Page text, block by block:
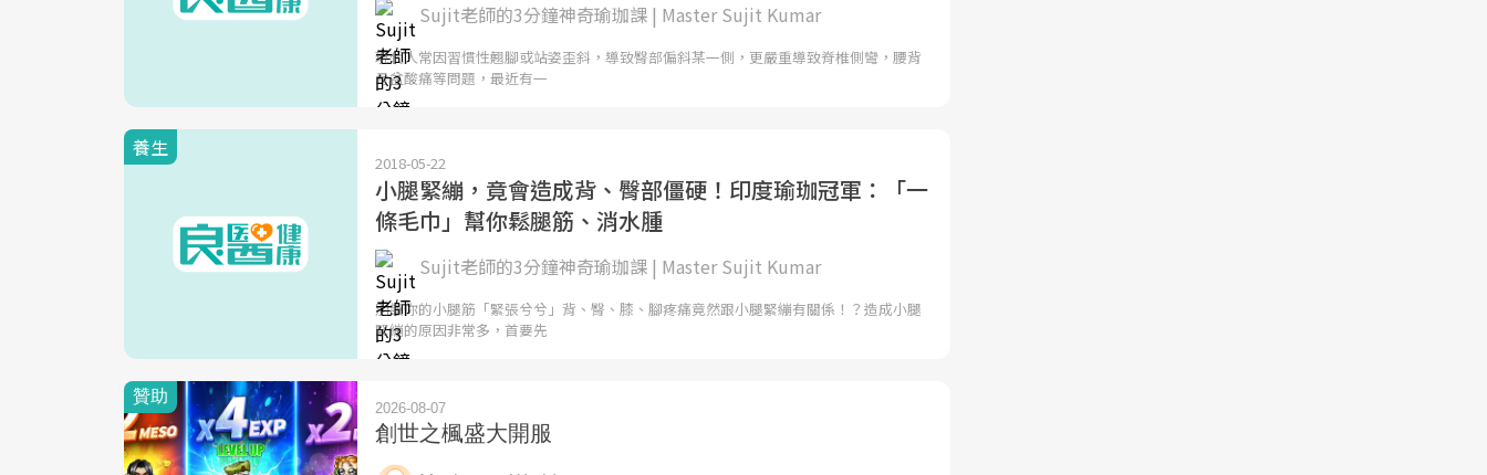
Sujit老師的3分鐘神奇瑜珈課 | Master Sujit Kumar
現代人常因習慣性翹腳或站姿歪斜，導致臀部偏斜某一側，更嚴重導致脊椎側彎，腰背
骨盆酸痛等問題，最近有一
養生
2018-05-22
小腿緊繃，竟會造成背、臀部僵硬！印度瑜珈冠軍：「一
條毛巾」幫你鬆腿筋、消水腫
Sujit老師的3分鐘神奇瑜珈課 | Master Sujit Kumar
別讓你的小腿筋「緊張兮兮」背、臀、膝、腳疼痛竟然跟小腿緊繃有關係！？造成小腿
緊繃的原因非常多，首要先